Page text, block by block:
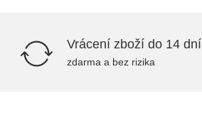
Vrácení zboží do 14 dní
zdarma a bez rizika